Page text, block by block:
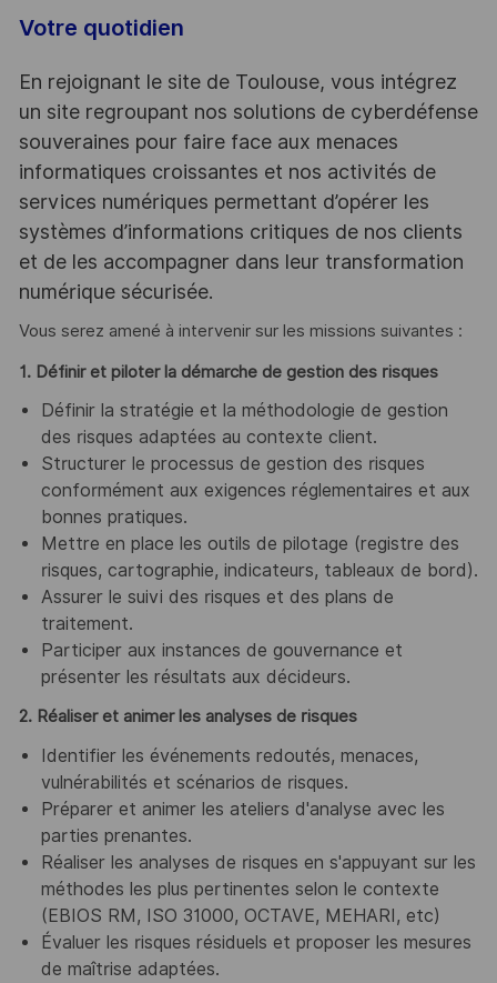
Votre quotidien
En rejoignant le site de Toulouse, vous intégrez
un site regroupant nos solutions de cyberdéfense
souveraines pour faire face aux menaces
informatiques croissantes et nos activités de
services numériques permettant d’opérer les
systèmes d’informations critiques de nos clients
et de les accompagner dans leur transformation
numérique sécurisée.
Vous serez amené à intervenir sur les missions suivantes :
1. Définir et piloter la démarche de gestion des risques
Définir la stratégie et la méthodologie de gestion
des risques adaptées au contexte client.
Structurer le processus de gestion des risques
conformément aux exigences réglementaires et aux
bonnes pratiques.
Mettre en place les outils de pilotage (registre des
risques, cartographie, indicateurs, tableaux de bord).
Assurer le suivi des risques et des plans de
traitement.
Participer aux instances de gouvernance et
présenter les résultats aux décideurs.
2. Réaliser et animer les analyses de risques
Identifier les événements redoutés, menaces,
vulnérabilités et scénarios de risques.
Préparer et animer les ateliers d'analyse avec les
parties prenantes.
Réaliser les analyses de risques en s'appuyant sur les
méthodes les plus pertinentes selon le contexte
(EBIOS RM, ISO 31000, OCTAVE, MEHARI, etc)
Évaluer les risques résiduels et proposer les mesures
de maîtrise adaptées.